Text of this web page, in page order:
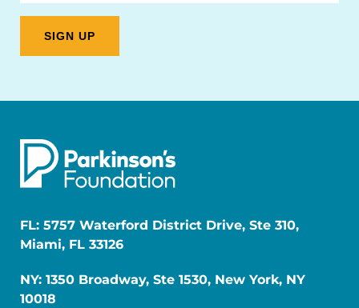
FL: 5757 Waterford District Drive, Ste 310,
Miami, FL 33126
NY: 1350 Broadway, Ste 1530, New York, NY
10018